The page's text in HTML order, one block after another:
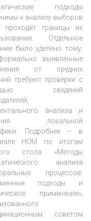
подходы
к анализу выборов
проходят границы их
Отдельное
было уделено тому,
выявленные
от средних
требуют проверки с
сведений
анализа и
локальной
Подробнее – в
НОМ по итогам
стола «Методы
анализа
процессов:
подходы и
применение»,
советом